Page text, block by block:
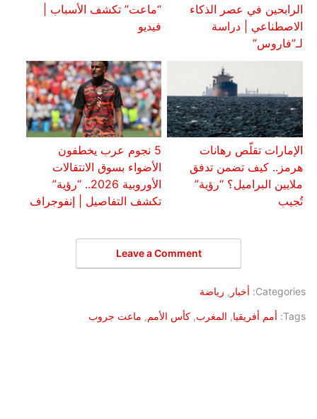
الرابحين في عصر الذكاء
الاصطناعي | دراسة
لـ”فاروس”
“ماعت” تكشف الأسباب |
فيديو
الإمارات تقلّص رهانات
هرمز.. كيف تضمن تدفق
ملايين البراميل؟ “رؤية”
تُجيب
5 نجوم عرب يخطفون
الأضواء بسوق الانتقالات
الأوروبية 2026.. “رؤية”
تكشف التفاصيل | إنفوجراف
Leave a Comment
Categories: أخبار , رياضة
Tags: أمم أفريقيا, المغرب, كأس الأمم, ماعت جروب